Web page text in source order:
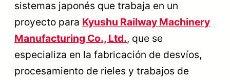
sistemas japonés que trabaja en un
proyecto para Kyushu Railway Machinery
Manufacturing Co., Ltd., que se
especializa en la fabricación de desvíos,
procesamiento de rieles y trabajos de